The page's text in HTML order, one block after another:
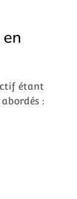
étant
: